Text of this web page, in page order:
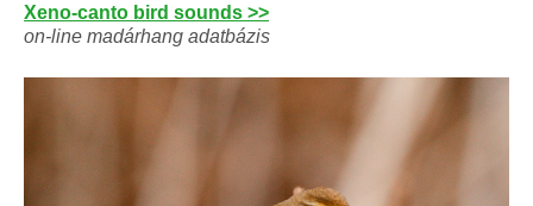
Xeno-canto bird sounds >>
on-line madárhang adatbázis